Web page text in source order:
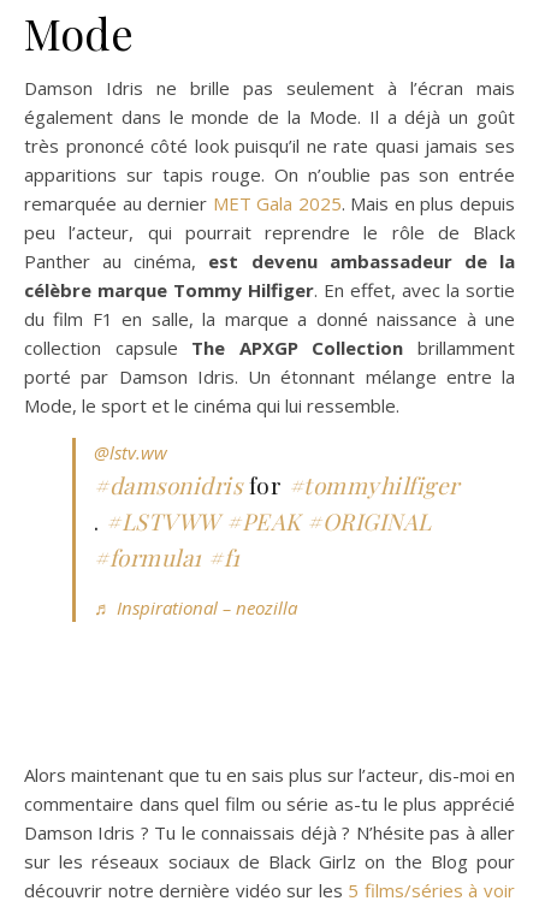
Mode
Damson Idris ne brille pas seulement à l’écran mais
également dans le monde de la Mode. Il a déjà un goût
très prononcé côté look puisqu’il ne rate quasi jamais ses
apparitions sur tapis rouge. On n’oublie pas son entrée
remarquée au dernier MET Gala 2025. Mais en plus depuis
peu l’acteur, qui pourrait reprendre le rôle de Black
Panther au cinéma, est devenu ambassadeur de la
célèbre marque Tommy Hilfiger. En effet, avec la sortie
du film F1 en salle, la marque a donné naissance à une
collection capsule The APXGP Collection brillamment
porté par Damson Idris. Un étonnant mélange entre la
Mode, le sport et le cinéma qui lui ressemble.
@lstv.ww
#damsonidrisfor #tommyhilfiger
. #LSTVWW #PEAK #ORIGINAL
#formula1 #f1
♬ Inspirational – neozilla
Alors maintenant que tu en sais plus sur l’acteur, dis-moi en
commentaire dans quel film ou série as-tu le plus apprécié
Damson Idris ? Tu le connaissais déjà ? N’hésite pas à aller
sur les réseaux sociaux de Black Girlz on the Blog pour
découvrir notre dernière vidéo sur les 5 films/séries à voir